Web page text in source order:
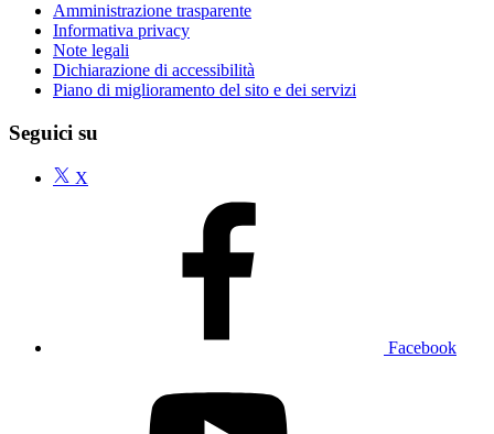
Amministrazione trasparente
Informativa privacy
Note legali
Dichiarazione di accessibilità
Piano di miglioramento del sito e dei servizi
Seguici su
X
Facebook